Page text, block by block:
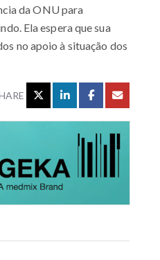
da ONU para
Ela espera que sua
no apoio à situação dos